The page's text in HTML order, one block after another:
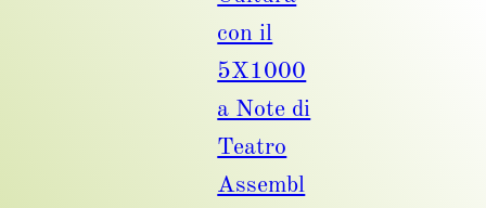
con il
5X1000
a Note di
Teatro
Assembl